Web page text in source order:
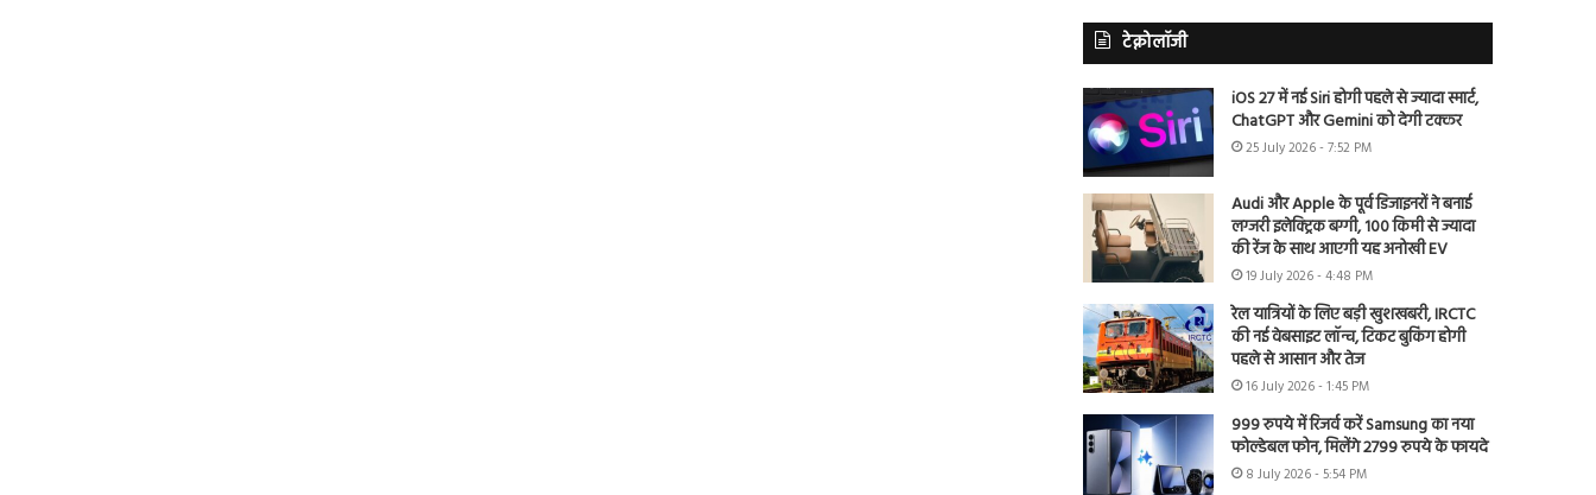
टेक्नोलॉजी
iOS 27 में नई Siri होगी पहले से ज्यादा स्मार्ट,
ChatGPT और Gemini को देगी टक्कर
25 July 2026 - 7:52 PM
Audi और Apple के पूर्व डिजाइनरों ने बनाई
लग्जरी इलेक्ट्रिक बग्गी, 100 किमी से ज्यादा
की रेंज के साथ आएगी यह अनोखी EV
19 July 2026 - 4:48 PM
रेल यात्रियों के लिए बड़ी खुशखबरी, IRCTC
की नई वेबसाइट लॉन्च, टिकट बुकिंग होगी
पहले से आसान और तेज
16 July 2026 - 1:45 PM
999 रुपये में रिजर्व करें Samsung का नया
फोल्डेबल फोन, मिलेंगे 2799 रुपये के फायदे
8 July 2026 - 5:54 PM